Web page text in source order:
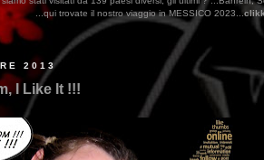
in MESSICO 2023...clikka qui !!!
2013
I Like It !!!